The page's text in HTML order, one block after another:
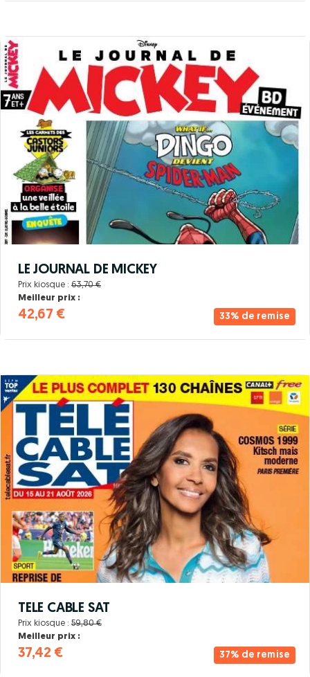
33% de remise
LE JOURNAL DE MICKEY
Prix kiosque : 63,70 €
Meilleur prix :
42,67 €
37% de remise
TELE CABLE SAT
Prix kiosque : 59,80 €
Meilleur prix :
37,42 €